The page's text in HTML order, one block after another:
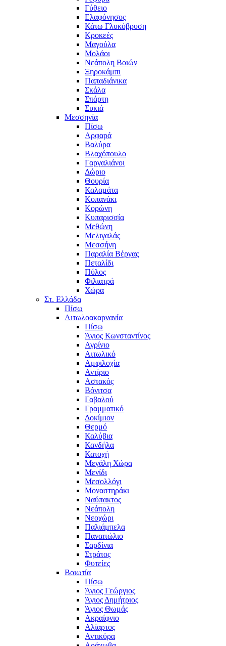
Γύθειο
Ελαφόνησος
Κάτω Γλυκόβρυση
Κροκεές
Μαγούλα
Μολάοι
Νεάπολη Βοιών
Ξηροκάμπι
Παπαδιάνικα
Σκάλα
Σπάρτη
Συκιά
Μεσσηνία
Πίσω
Αρφαρά
Βαλύρα
Βλαχόπουλο
Γαργαλιάνοι
Δώριο
Θουρία
Καλαμάτα
Κοπανάκι
Κορώνη
Κυπαρισσία
Μεθώνη
Μελιγαλάς
Μεσσήνη
Παραλία Βέργας
Πεταλίδι
Πύλος
Φιλιατρά
Χώρα
Στ. Ελλάδα
Πίσω
Αιτωλοακαρνανία
Πίσω
Άγιος Κωνσταντίνος
Αγρίνιο
Αιτωλικό
Αμφιλοχία
Αντίριο
Αστακός
Βόνιτσα
Γαβαλού
Γραμματικό
Δοκίμιον
Θερμό
Καλύβια
Κανδήλα
Κατοχή
Μεγάλη Χώρα
Μενίδι
Μεσολλόγι
Μοναστηράκι
Ναύπακτος
Νεάπολη
Νεοχώρι
Παλιάμπελα
Παναιτώλιο
Σαρδίνια
Στράτος
Φυτείες
Βοιωτία
Πίσω
Άγιος Γεώργιος
Άγιος Δημήτριος
Άγιος Θωμάς
Ακραίφνιο
Αλίαρτος
Αντικύρα